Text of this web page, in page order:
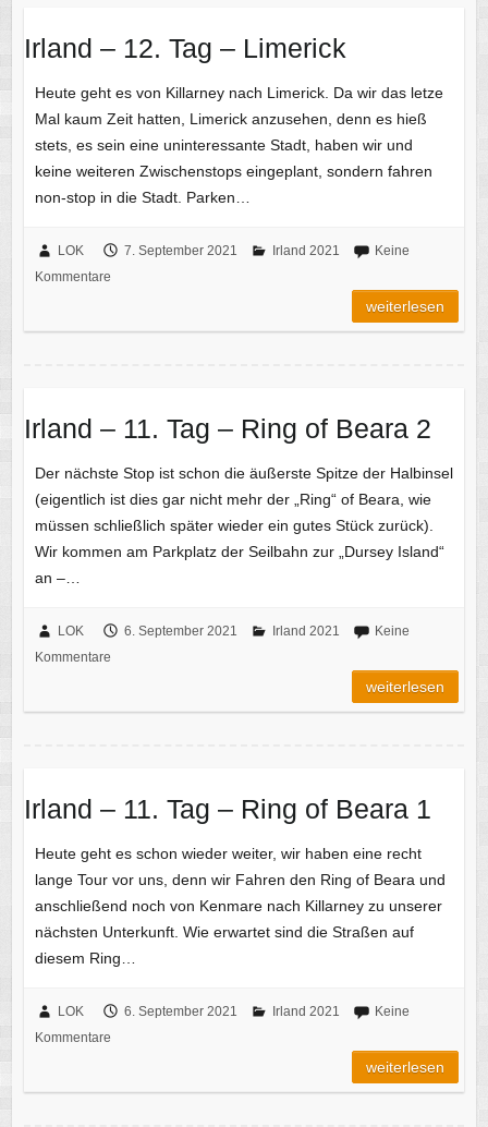
Irland – 12. Tag – Limerick
Heute geht es von Killarney nach Limerick. Da wir das letze
Mal kaum Zeit hatten, Limerick anzusehen, denn es hieß
stets, es sein eine uninteressante Stadt, haben wir und
keine weiteren Zwischenstops eingeplant, sondern fahren
non-stop in die Stadt. Parken…
LOK 7. September 2021 Irland 2021
Keine
Kommentare
weiterlesen
Irland – 11. Tag – Ring of Beara 2
Der nächste Stop ist schon die äußerste Spitze der Halbinsel
(eigentlich ist dies gar nicht mehr der „Ring“ of Beara, wie
müssen schließlich später wieder ein gutes Stück zurück).
Wir kommen am Parkplatz der Seilbahn zur „Dursey Island“
an –…
LOK 6. September 2021 Irland 2021
Keine
Kommentare
weiterlesen
Irland – 11. Tag – Ring of Beara 1
Heute geht es schon wieder weiter, wir haben eine recht
lange Tour vor uns, denn wir Fahren den Ring of Beara und
anschließend noch von Kenmare nach Killarney zu unserer
nächsten Unterkunft. Wie erwartet sind die Straßen auf
diesem Ring…
LOK 6. September 2021 Irland 2021
Keine
Kommentare
weiterlesen